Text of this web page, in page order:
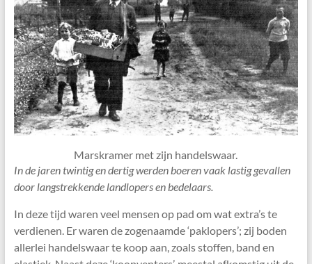
Marskramer met zijn handelswaar.
In de jaren twintig en dertig werden boeren vaak lastig gevallen
door langstrekkende landlopers en bedelaars.
In deze tijd waren veel mensen op pad om wat extra’s te
verdienen. Er waren de zogenaamde ‘paklopers’; zij boden
allerlei handelswaar te koop aan, zoals stoffen, band en